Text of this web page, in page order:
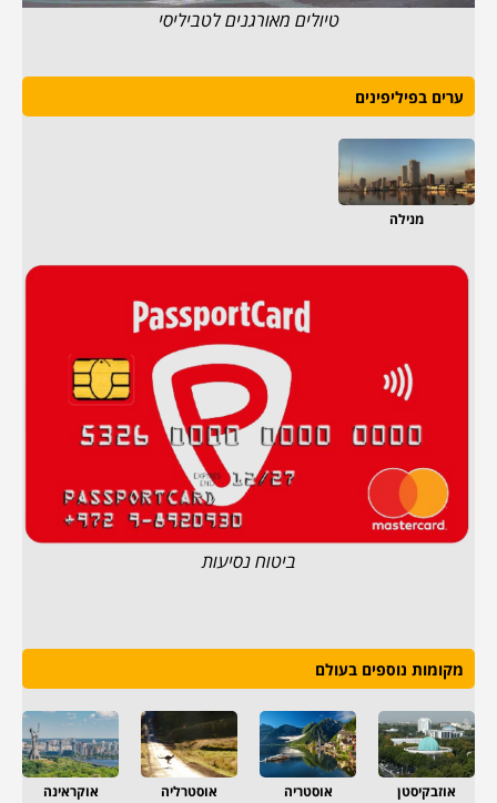
טיולים מאורגנים לטביליסי
ערים בפיליפינים
מנילה
ביטוח נסיעות
מקומות נוספים בעולם
אוזבקיסטן אוסטריה אוסטרליה אוקראינה